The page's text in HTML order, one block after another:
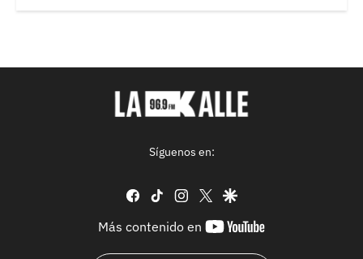
Síguenos en:
facebook
tiktok instagram
twittergoogle
Más contenido en
youtube-